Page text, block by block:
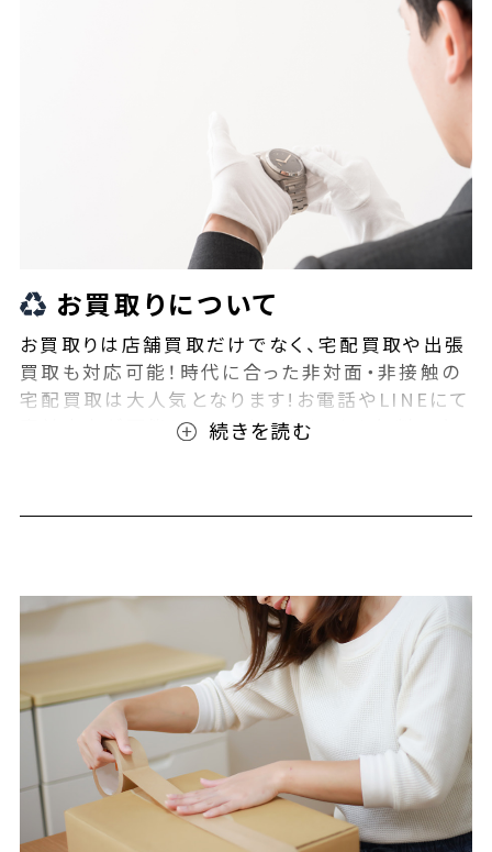
お買取りについて
お買取りは店舗買取だけでなく、宅配買取や出張
買取も対応可能！時代に合った非対面・非接触の
宅配買取は大人気となります!お電話やLINEにて
事前査定が可能となっております！また無料の宅